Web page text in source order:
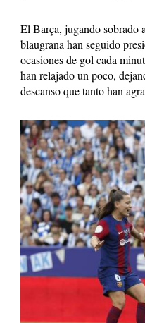
El Barça, jugando sobrado
blaugrana han seguido
ocasiones de gol cada
han relajado un poco,
descanso que tanto han